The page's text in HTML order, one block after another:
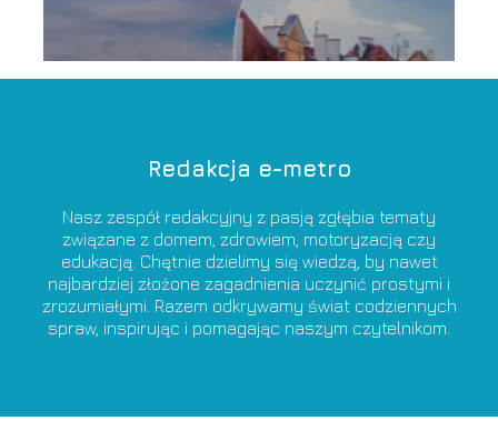
Redakcja e-metro
Nasz zespół redakcyjny z pasją zgłębia tematy
związane z domem, zdrowiem, motoryzacją czy
edukacją. Chętnie dzielimy się wiedzą, by nawet
najbardziej złożone zagadnienia uczynić prostymi i
zrozumiałymi. Razem odkrywamy świat codziennych
spraw, inspirując i pomagając naszym czytelnikom.